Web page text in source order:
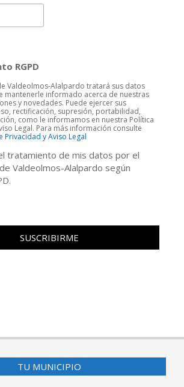
RGPD
Valdeolmos-Alalpardo tratará sus datos
mantenerle informado acerca de nuestras
y novedades. Puede ejercer sus
rectificación, supresión, portabilidad,
como le informamos en nuestra Política
Legal. Para más información consulte
Privacidad y Aviso Legal
tratamiento de mis datos por el
Valdeolmos-Alalpardo según
TU MUNICIPIO